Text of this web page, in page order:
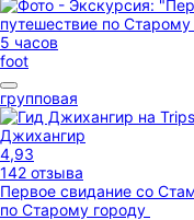
5 часов
foot
групповая
Джихангир
4,93
142 отзыва
Первое свидание со
по Старому городу